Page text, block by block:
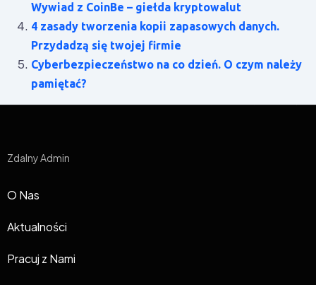
Wywiad z CoinBe – giełda kryptowalut
4 zasady tworzenia kopii zapasowych danych.
Przydadzą się twojej firmie
Cyberbezpieczeństwo na co dzień. O czym należy
pamiętać?
Zdalny Admin
O Nas
Aktualności
Pracuj z Nami